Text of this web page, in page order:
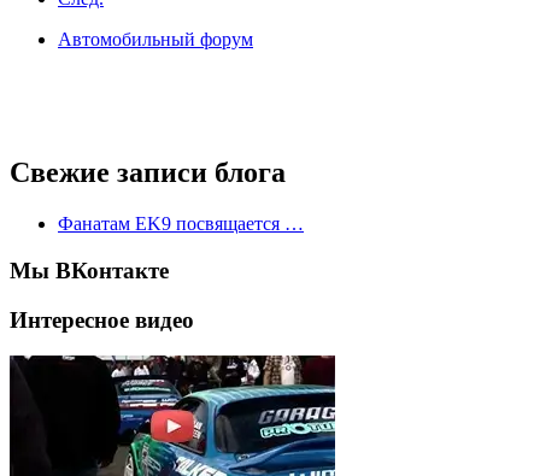
Автомобильный форум
Свежие записи блога
Фанатам EK9 посвящается …
Мы ВКонтакте
Интересное видео